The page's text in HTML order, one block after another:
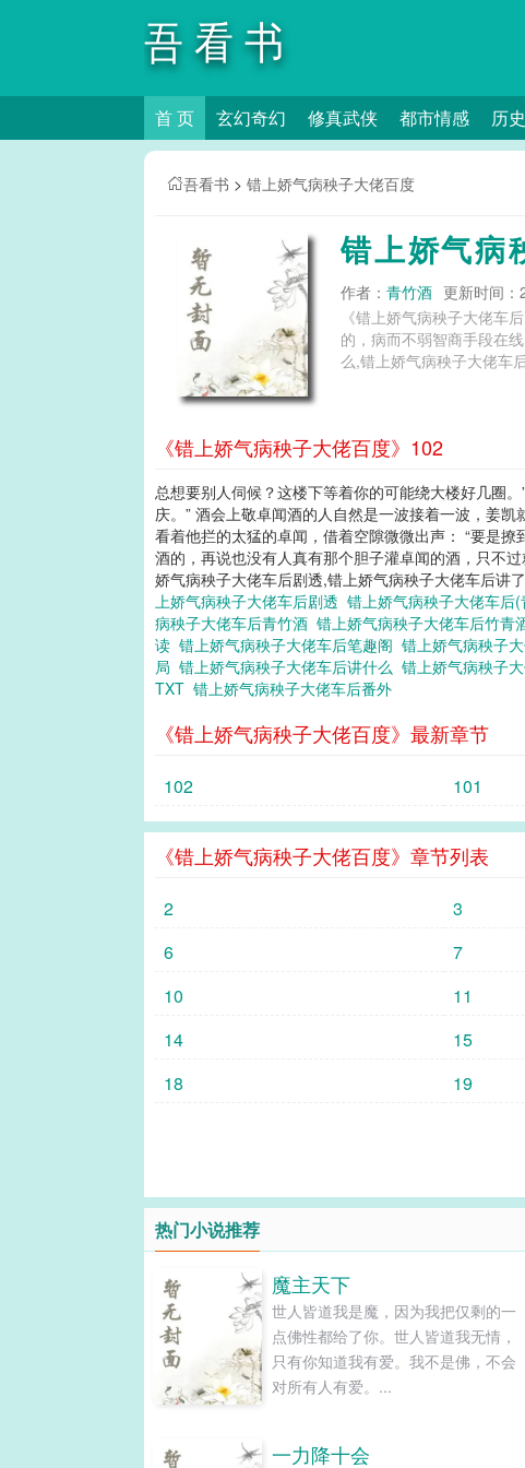
吾看书
首 页 玄幻奇幻 修真武侠 都市情感 历
吾看书 > 错上娇气病秧子大佬百度
错上娇气病
作者： 青竹酒 更新时间
《错上娇气病秧子大佬车
的，病而不弱智商手段在线，喜欢这一挂… 错上娇气病秧子大佬车后结局,错上娇气
么,错上娇气病秧子大佬车
《错上娇气病秧子大佬百度》102
总想要别人伺候？这楼下等着你的可能绕大楼好几圈
庆。” 酒会上敬卓闻酒的人自然是一波接着一波，姜
看着他拦的太猛的卓闻，借着空隙微微出声： “要是
酒的，再说也没有人真有那个胆子灌卓闻的酒，只不
娇气病秧子大佬车后剧透,错上娇气病秧子大佬车后讲
上娇气病秧子大佬车后剧透 错上娇气病秧子大佬车后(
病秧子大佬车后青竹酒 错上娇气病秧子大佬车后竹青
读 错上娇气病秧子大佬车后笔趣阁 错上娇气病秧子
局 错上娇气病秧子大佬车后讲什么 错上娇气病秧子
TXT 错上娇气病秧子大佬车后番外
《错上娇气病秧子大佬百度》最新章节
102 101
《错上娇气病秧子大佬百度》章节列表
2 3
6
7
10
11
14
15
18
19
热门小说推荐
魔主天下
世人皆道我是魔，因为我把仅剩的一
点佛性都给了你。世人皆道我无情，
只有你知道我有爱。我不是佛，不会
对所有人有爱。...
一力降十会